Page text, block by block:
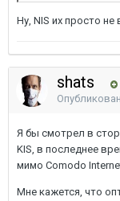
Ну, NIS их просто не
shats
Я бы смотрел в
KIS, в последнее
мимо Comodo
Мне кажется, что